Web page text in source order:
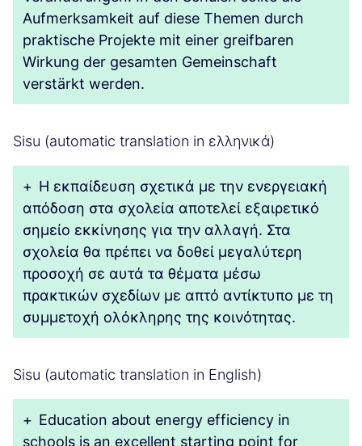
Aufmerksamkeit auf diese Themen durch
praktische Projekte mit einer greifbaren
Wirkung der gesamten Gemeinschaft
verstärkt werden.
Sisu (automatic translation in ελληνικά)
+ Η εκπαίδευση σχετικά με την ενεργειακή
απόδοση στα σχολεία αποτελεί εξαιρετικό
σημείο εκκίνησης για την αλλαγή. Στα
σχολεία θα πρέπει να δοθεί μεγαλύτερη
προσοχή σε αυτά τα θέματα μέσω
πρακτικών σχεδίων με απτό αντίκτυπο με τη
συμμετοχή ολόκληρης της κοινότητας.
Sisu (automatic translation in English)
+ Education about energy efficiency in
schools is an excellent starting point for